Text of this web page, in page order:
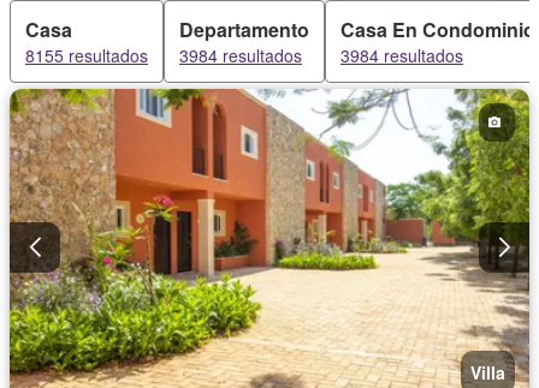
Casa
8155 resultados
Departamento
3984 resultados
Casa En Condominio
3984 resultados
Villa